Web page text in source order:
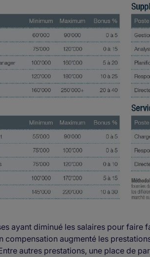
ayant diminué les salaires pour faire
compensation augmenté les
autres prestations, une place de